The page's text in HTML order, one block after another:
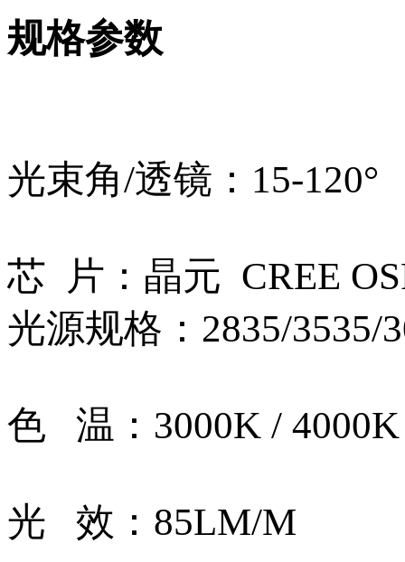
规格参数
光束角/透镜：15-120°
芯 片：晶元 CREE
光源规格：2835/3535/
色 温：3000K /
光 效：85LM/M